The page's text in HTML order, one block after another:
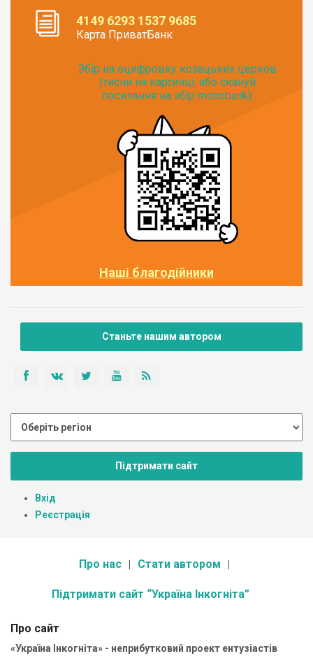
4149 6293 1537 9685
Карта ПриватБанк
Збір на оцифровку козацьких церков
(тисни на картинці, або скануй
посилання на збір monobank):
Наші благодійники
Станьте нашим автором
Підтримати сайт
Вхід
Реєстрація
Про нас Стати автором
Підтримати сайт “Україна Інкогніта”
Про сайт
«Україна Інкогніта» - неприбутковий проект ентузіастів